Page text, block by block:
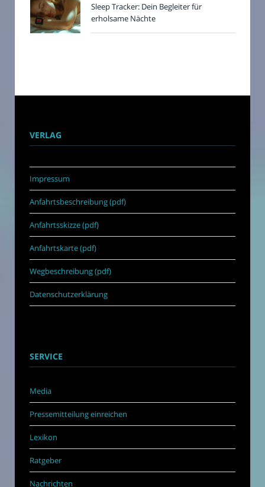
Sleep Tracker: Dein Begleiter für
erholsame Nächte
VERLAG
Impressum
Anfahrtsbeschreibung (pdf)
Anfahrtsskizze (pdf)
Anfahrtskarte (pdf)
Wegbeschreibung (pdf)
Datenschutzerklärung
SERVICE
Media
Pressemitteilung einreichen
Lexikon
Ratgeber
Nachrichten